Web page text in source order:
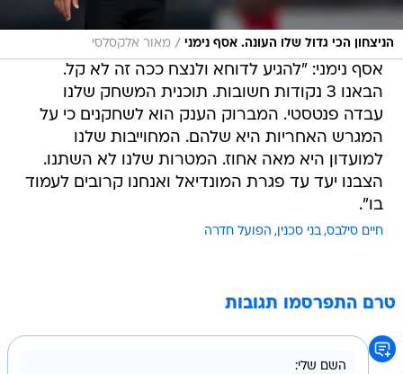
הניצחון הכי גדול שלו העונה. אסף נימני / מאור אלקסלסי
אסף נימני: "להגיע לדוחא ולנצח ככה זה לא קל.
הבאנו 3 נקודות חשובות. תוכנית המשחק שלנו
עבדה פנטסטי. המברוק הענק הוא לשחקנים כי על
המגרש האחריות היא שלהם. המחוייבות שלנו
למועדון היא מאה אחוז. המטרות שלנו לא השתנו.
הצבנו יעד עד פגרת המונדיאל ואנחנו קרובים לעמוד
בו".
חיים סילבס בני סכנין הפועל חדרה
טרם התפרסמו תגובות